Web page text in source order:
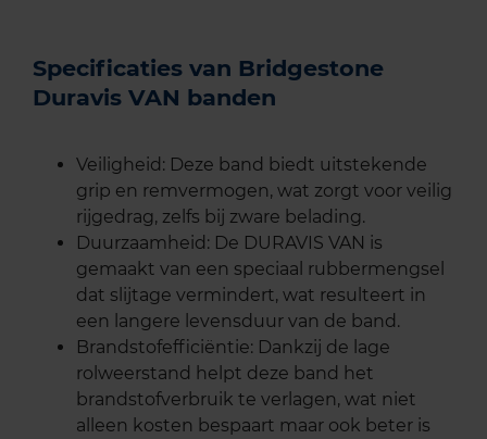
Specificaties van Bridgestone
Duravis VAN banden
Veiligheid: Deze band biedt uitstekende
grip en remvermogen, wat zorgt voor veilig
rijgedrag, zelfs bij zware belading.
Duurzaamheid: De DURAVIS VAN is
gemaakt van een speciaal rubbermengsel
dat slijtage vermindert, wat resulteert in
een langere levensduur van de band.
Brandstofefficiëntie: Dankzij de lage
rolweerstand helpt deze band het
brandstofverbruik te verlagen, wat niet
alleen kosten bespaart maar ook beter is